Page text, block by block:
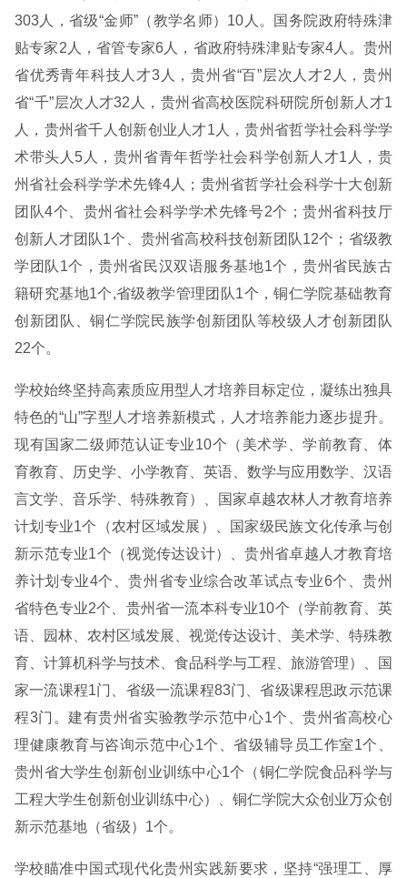
303人，省级“金师”（教学名师）10人。国务院政府特殊津
贴专家2人，省管专家6人，省政府特殊津贴专家4人。贵州
省优秀青年科技人才3人，贵州省“百”层次人才2人，贵州
省“千”层次人才32人，贵州省高校医院科研院所创新人才1
人，贵州省千人创新创业人才1人，贵州省哲学社会科学学
术带头人5人，贵州省青年哲学社会科学创新人才1人，贵
州省社会科学学术先锋4人；贵州省哲学社会科学十大创新
团队4个、贵州省社会科学学术先锋号2个；贵州省科技厅
创新人才团队1个、贵州省高校科技创新团队12个；省级教
学团队1个，贵州省民汉双语服务基地1个，贵州省民族古
籍研究基地1个,省级教学管理团队1个，铜仁学院基础教育
创新团队、铜仁学院民族学创新团队等校级人才创新团队
22个。
学校始终坚持高素质应用型人才培养目标定位，凝练出独具
特色的“山”字型人才培养新模式，人才培养能力逐步提升。
现有国家二级师范认证专业10个（美术学、学前教育、体
育教育、历史学、小学教育、英语、数学与应用数学、汉语
言文学、音乐学、特殊教育）、国家卓越农林人才教育培养
计划专业1个（农村区域发展）、国家级民族文化传承与创
新示范专业1个（视觉传达设计）、贵州省卓越人才教育培
养计划专业4个、贵州省专业综合改革试点专业6个、贵州
省特色专业2个、贵州省一流本科专业10个（学前教育、英
语、园林、农村区域发展、视觉传达设计、美术学、特殊教
育、计算机科学与技术、食品科学与工程、旅游管理）、国
家一流课程1门、省级一流课程83门、省级课程思政示范课
程3门。建有贵州省实验教学示范中心1个、贵州省高校心
理健康教育与咨询示范中心1个、省级辅导员工作室1个、
贵州省大学生创新创业训练中心1个（铜仁学院食品科学与
工程大学生创新创业训练中心）、铜仁学院大众创业万众创
新示范基地（省级）1个。
学校瞄准中国式现代化贵州实践新要求，坚持“强理工、厚